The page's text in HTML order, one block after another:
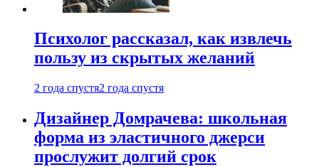
Психолог рассказал, как извлечь
пользу из скрытых желаний
2 года спустя2 года спустя
Дизайнер Домрачева: школьная
форма из эластичного джерси
прослужит долгий срок